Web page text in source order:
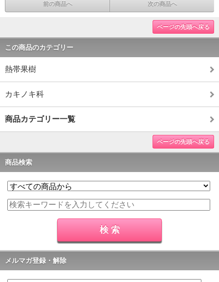
前の商品へ 次の商品へ
ページの先頭へ戻る
この商品のカテゴリー
熱帯果樹
カキノキ科
商品カテゴリー一覧
ページの先頭へ戻る
商品検索
メルマガ登録・解除